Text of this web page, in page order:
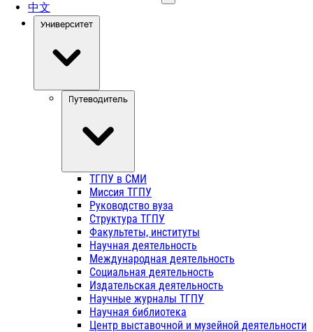
中文
Университет
Путеводитель
ТГПУ в СМИ
Миссия ТГПУ
Руководство вуза
Структура ТГПУ
Факультеты, институты
Научная деятельность
Международная деятельность
Социальная деятельность
Издательская деятельность
Научные журналы ТГПУ
Научная библиотека
Центр выставочной и музейной деятельности